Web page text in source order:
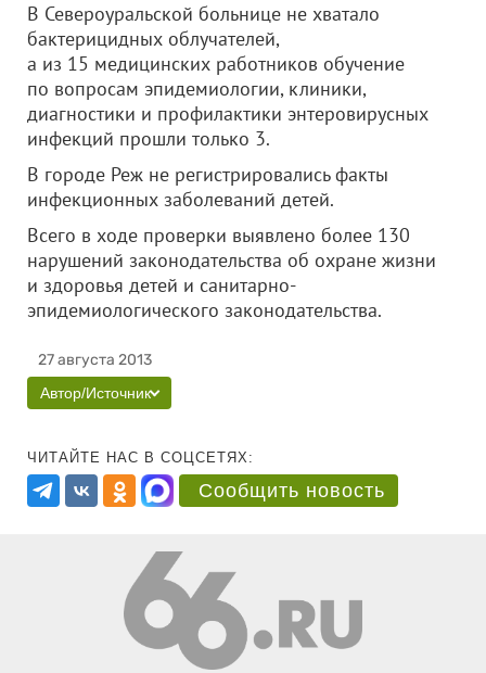
В Североуральской больнице не хватало
бактерицидных облучателей,
а из 15 медицинских работников обучение
по вопросам эпидемиологии, клиники,
диагностики и профилактики энтеровирусных
инфекций прошли только 3.
В городе Реж не регистрировались факты
инфекционных заболеваний детей.
Всего в ходе проверки выявлено более 130
нарушений законодательства об охране жизни
и здоровья детей и санитарно-
эпидемиологического законодательства.
27 августа 2013
Автор/Источник
ЧИТАЙТЕ НАС В СОЦСЕТЯХ:
Сообщить новость